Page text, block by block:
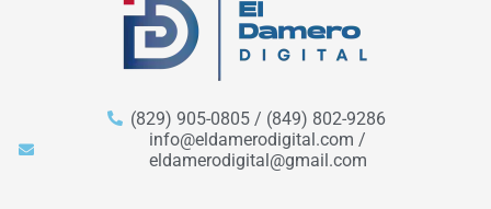
(829) 905-0805 / (849) 802-9286
info@eldamerodigital.com /
eldamerodigital@gmail.com